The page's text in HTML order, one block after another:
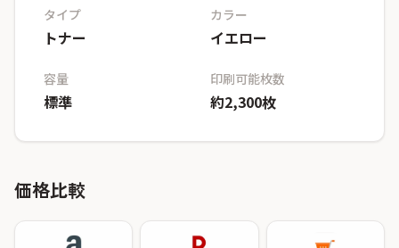
タイプ
トナー
カラー
イエロー
容量
標準
印刷可能枚数
約2,300枚
価格比較